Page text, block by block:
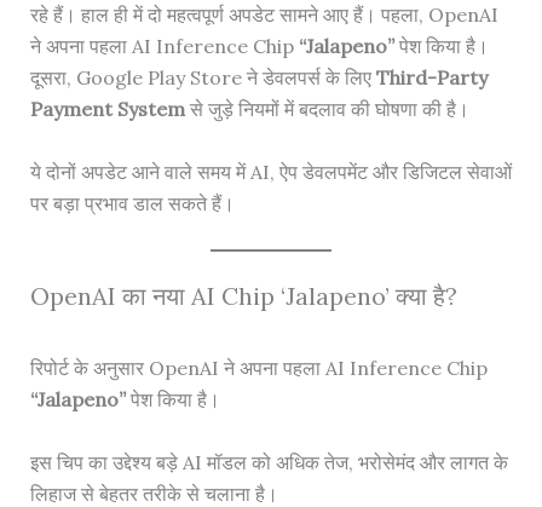
रहे हैं। हाल ही में दो महत्वपूर्ण अपडेट सामने आए हैं। पहला, OpenAI
ने अपना पहला AI Inference Chip “Jalapeno”पेश किया है।
दूसरा, Google Play Store ने डेवलपर्स के लिए Third-Party
Payment Systemसे जुड़े नियमों में बदलाव की घोषणा की है।
ये दोनों अपडेट आने वाले समय में AI, ऐप डेवलपमेंट और डिजिटल सेवाओं
पर बड़ा प्रभाव डाल सकते हैं।
OpenAI का नया AI Chip ‘Jalapeno’ क्या है?
रिपोर्ट के अनुसार OpenAI ने अपना पहला AI Inference Chip
“Jalapeno”पेश किया है।
इस चिप का उद्देश्य बड़े AI मॉडल को अधिक तेज, भरोसेमंद और लागत के
लिहाज से बेहतर तरीके से चलाना है।